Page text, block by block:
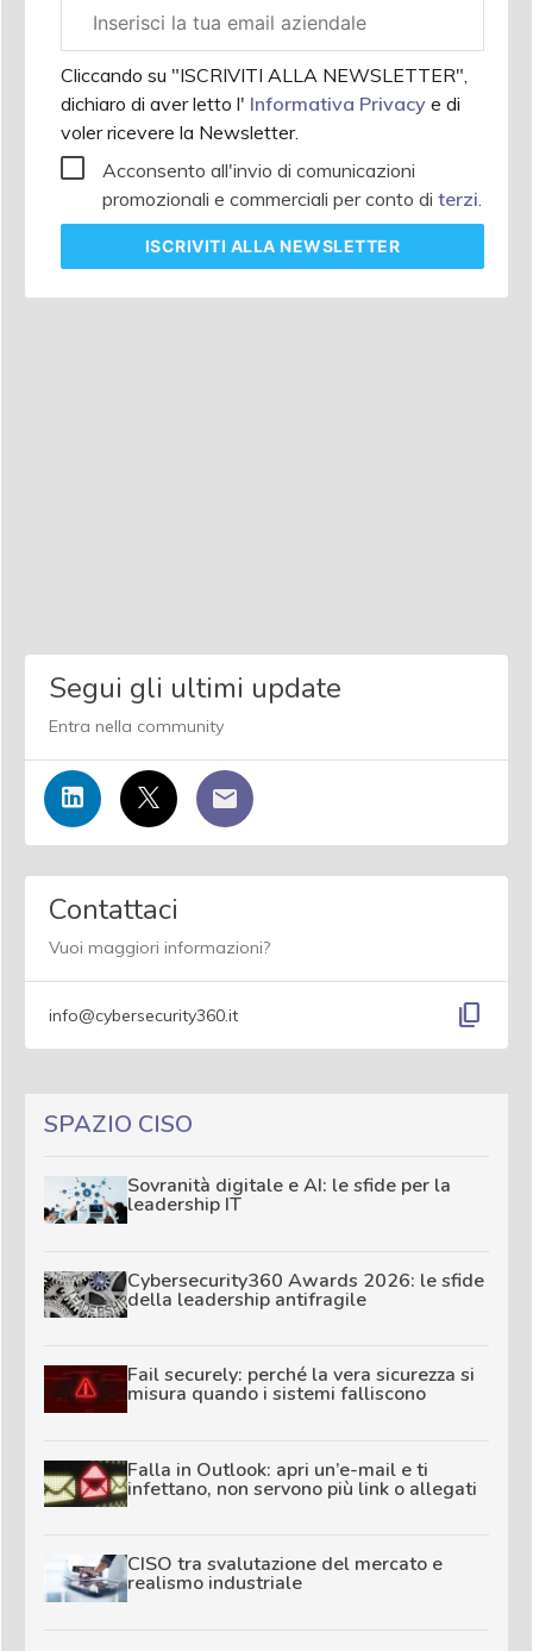
aziendale
Cliccando su "ISCRIVITI ALLA NEWSLETTER",
dichiaro di aver letto l' Informativa Privacy e di
voler ricevere la Newsletter.
Acconsento all'invio di comunicazioni
promozionali e commerciali per conto di terzi
ISCRIVITI ALLA NEWSLETTER
Segui gli ultimi update
Entra nella community
Contattaci
Vuoi maggiori informazioni?
info@cybersecurity360.it content_copy
SPAZIO CISO
Sovranità digitale e AI: le sfide per la
leadership IT
Cybersecurity360 Awards 2026: le sfide
della leadership antifragile
Fail securely: perché la vera sicurezza si
misura quando i sistemi falliscono
Falla in Outlook: apri un’e-mail e ti
infettano, non servono più link o allegati
CISO tra svalutazione del mercato e
realismo industriale